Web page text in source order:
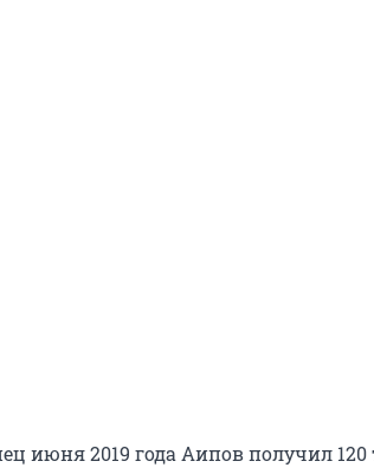
июня 2019 года Аипов получил 120